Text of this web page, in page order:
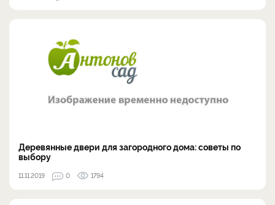
Деревянные двери для загородного дома: советы по
выбору
11.11.2019 0 1794